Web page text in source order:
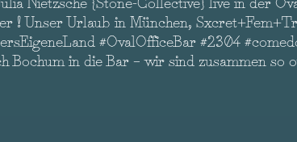
! Unser Urlaub in München,
#OvalOfficeBar #2304
Bochum in die Bar – wir sind zusammen so